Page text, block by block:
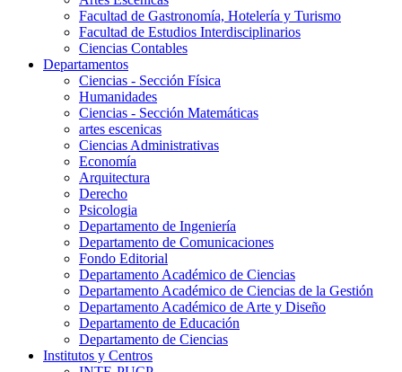
Facultad de Gastronomía, Hotelería y Turismo
Facultad de Estudios Interdisciplinarios
Ciencias Contables
Departamentos
Ciencias - Sección Física
Humanidades
Ciencias - Sección Matemáticas
artes escenicas
Ciencias Administrativas
Economía
Arquitectura
Derecho
Psicologia
Departamento de Ingeniería
Departamento de Comunicaciones
Fondo Editorial
Departamento Académico de Ciencias
Departamento Académico de Ciencias de la Gestión
Departamento Académico de Arte y Diseño
Departamento de Educación
Departamento de Ciencias
Institutos y Centros